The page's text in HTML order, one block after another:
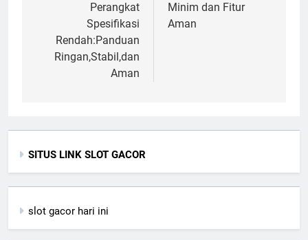
Perangkat
Spesifikasi
Rendah:Panduan
Ringan,Stabil,dan
Aman
Minim dan Fitur
Aman
SITUS LINK SLOT GACOR
slot gacor hari ini